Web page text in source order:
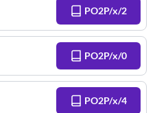
PO2P/x/2
PO2P/x/0
PO2P/x/4